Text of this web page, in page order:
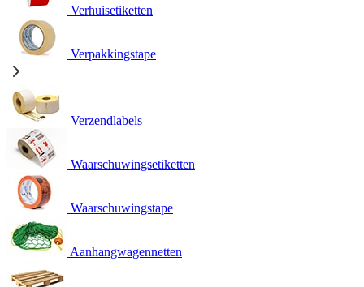
Verhuisetiketten
Verpakkingstape
Verzendlabels
Waarschuwingsetiketten
Waarschuwingstape
Aanhangwagennetten